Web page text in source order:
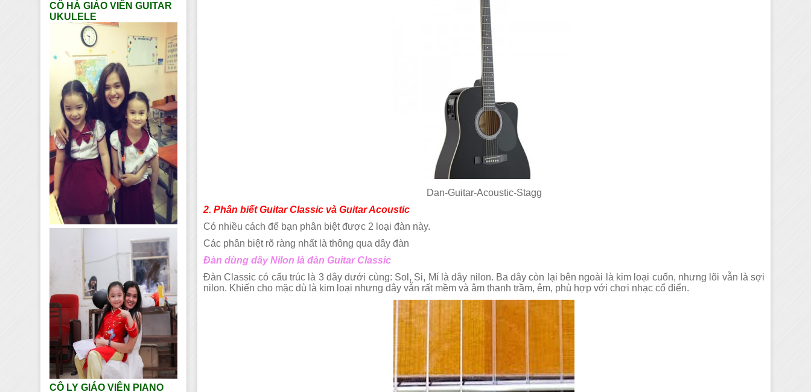
Dan-Guitar-Acoustic-Stagg
2. Phân biết Guitar Classic và Guitar Acoustic
Có nhiều cách để bạn phân biệt được 2 loại đàn này.
Các phân biệt rõ ràng nhất là thông qua dây đàn
Đàn dùng dây Nilon là đàn Guitar Classic
Đàn Classic có cấu trúc là 3 dây dưới cùng: Sol, Si, Mí là dây nilon. Ba dây còn lại bên ngoài là kim loại cuốn, nhưng lõi vẫn là sợi
nilon. Khiến cho mặc dù là kim loại nhưng dây vẫn rất mềm và âm thanh trầm, êm, phù hợp với chơi nhạc cổ điển.
CÔ HÀ GIÁO VIÊN GUITAR
UKULELE
CÔ LY GIÁO VIÊN PIANO